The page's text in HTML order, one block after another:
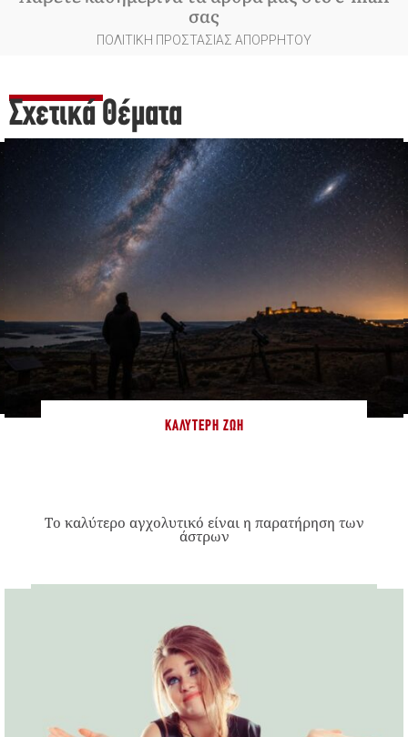
σας
ΠΟΛΙΤΙΚΗ ΠΡΟΣΤΑΣΙΑΣ ΑΠΟΡΡΗΤΟΥ
Σχετικά Θέματα
ΚΑΛΎΤΕΡΗ ΖΩΉ
Το καλύτερο αγχολυτικό είναι η παρατήρηση των
άστρων